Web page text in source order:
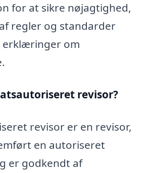
for at sikre nøjagtighed,
regler og standarder
erklæringer om
revisor?
revisor er en revisor,
en autoriseret
er godkendt af